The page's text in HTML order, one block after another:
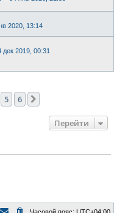
2020, 13:14
дек 2019, 00:31
5 6
Перейти